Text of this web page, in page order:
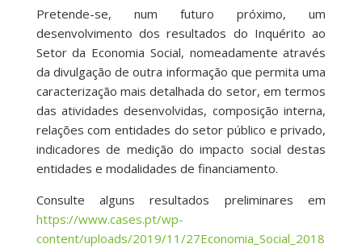
Pretende-se, num futuro próximo, um
desenvolvimento dos resultados do Inquérito ao
Setor da Economia Social, nomeadamente através
da divulgação de outra informação que permita uma
caracterização mais detalhada do setor, em termos
das atividades desenvolvidas, composição interna,
relações com entidades do setor público e privado,
indicadores de medição do impacto social destas
entidades e modalidades de financiamento.
Consulte alguns resultados preliminares em
https://www.cases.pt/wp-
content/uploads/2019/11/27Economia_Social_2018